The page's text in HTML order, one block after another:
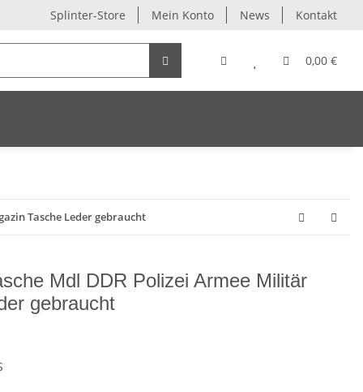
Splinter-Store Mein Konto News Kontakt
0,00 €
Tasche Leder gebraucht
Mdl DDR Polizei Armee Militär
gebraucht